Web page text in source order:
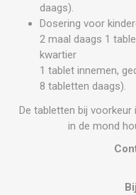
daags).
Dosering voor
2 maal daags 1
kwartier
1 tablet innemen,
8 tabletten daags).
De tabletten bij voorkeur
in de mond